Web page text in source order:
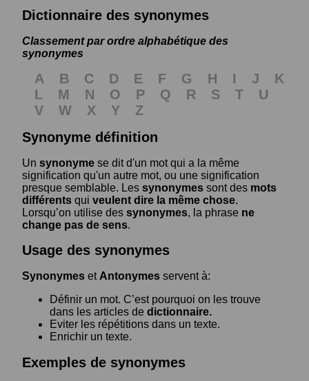
Dictionnaire des synonymes
Classement par ordre alphabétique des
synonymes
A B C D E F G H I J
K
L
M N O P Q R S T
U
V
W X Y
Z
Synonyme définition
Un synonyme se dit d'un mot qui a la même
signification qu'un autre mot, ou une signification
presque semblable. Les synonymes sont des mots
différents qui veulent dire la même chose.
Lorsqu’on utilise des synonymes, la phrase ne
change pas de sens.
Usage des synonymes
Synonymes et Antonymes servent à:
Définir un mot. C’est pourquoi on les trouve
dans les articles de dictionnaire.
Eviter les répétitions dans un texte.
Enrichir un texte.
Exemples de synonymes